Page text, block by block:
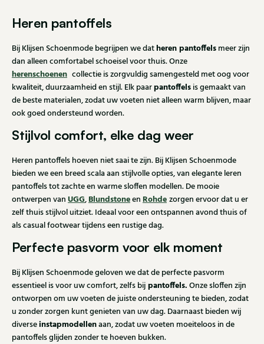
Heren pantoffels
Bij Klijsen Schoenmode begrijpen we datheren pantoffels meer zijn
dan alleen comfortabel schoeisel voor thuis. Onze
herenschoenen collectie is zorgvuldig samengesteld met oog voor
kwaliteit, duurzaamheid en stijl. Elk paarpantoffels is gemaakt van
de beste materialen, zodat uw voeten niet alleen warm blijven, maar
ook goed ondersteund worden.
Stijlvol comfort, elke dag weer
Heren pantoffels hoeven niet saai te zijn. Bij Klijsen Schoenmode
bieden we een breed scala aan stijlvolle opties, van elegante leren
pantoffels tot zachte en warme sloffen modellen. De mooie
ontwerpen van UGG,Blundstoneen Rohde zorgen ervoor dat u er
zelf thuis stijlvol uitziet. Ideaal voor een ontspannen avond thuis of
als casual footwear tijdens een rustige dag.
Perfecte pasvorm voor elk moment
Bij Klijsen Schoenmode geloven we dat de perfecte pasvorm
essentieel is voor uw comfort, zelfs bij pantoffels. Onze sloffen zijn
ontworpen om uw voeten de juiste ondersteuning te bieden, zodat
u zonder zorgen kunt genieten van uw dag. Daarnaast bieden wij
diverseinstapmodellenaan, zodat uw voeten moeiteloos in de
pantoffels glijden zonder te hoeven bukken.